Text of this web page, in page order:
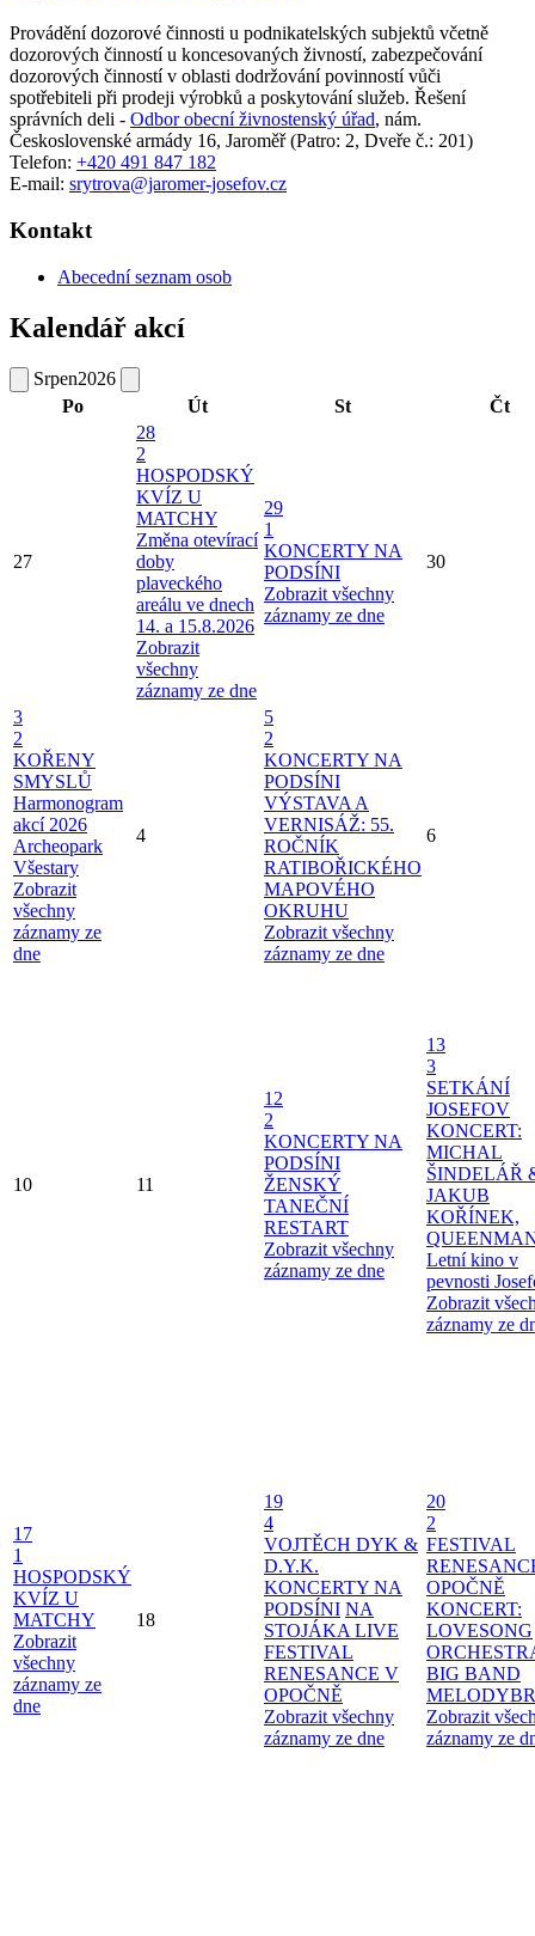
Provádění dozorové činnosti u podnikatelských subjektů včetně
dozorových činností u koncesovaných živností, zabezpečování
dozorových činností v oblasti dodržování povinností vůči
spotřebiteli při prodeji výrobků a poskytování služeb. Řešení
správních deli - Odbor obecní živnostenský úřad, nám.
Československé armády 16, Jaroměř(Patro: 2, Dveře č.: 201)
Telefon: +420 491 847 182
E-mail: srytrova@jaromer-josefov.cz
Kontakt
Abecední seznam osob
Kalendář akcí
Srpen2026
Po
Út St Čt
27
28
2
HOSPODSKÝ
KVÍZ U
MATCHY
Změna otevírací
doby
plaveckého
areálu ve dnech
14. a 15.8.2026
Zobrazit
všechny
záznamy ze dne
29
1
KONCERTY NA
PODSÍNI
Zobrazit všechny
záznamy ze dne
30
3
2
KOŘENY
SMYSLŮ
Harmonogram
akcí 2026
Archeopark
Všestary
Zobrazit
všechny
záznamy ze
dne
4
5
2
KONCERTY NA
PODSÍNI
VÝSTAVA A
VERNISÁŽ: 55.
ROČNÍK
RATIBOŘICKÉHO
MAPOVÉHO
OKRUHU
Zobrazit všechny
záznamy ze dne
6
10 11
12
2
KONCERTY NA
PODSÍNI
ŽENSKÝ
TANEČNÍ
RESTART
Zobrazit všechny
záznamy ze dne
13
3
SETKÁNÍ
JOSEFOV
KONCERT:
MICHAL
ŠINDELÁŘ
JAKUB
KOŘÍNEK,
Letní kino v
pevnosti
Zobrazit
záznamy ze
17
1
HOSPODSKÝ
KVÍZ U
MATCHY
Zobrazit
všechny
záznamy ze
dne
18
19
4
VOJTĚCH DYK &
D.Y.K.
KONCERTY NA
PODSÍNI NA
STOJÁKA LIVE
FESTIVAL
RENESANCE V
OPOČNĚ
Zobrazit všechny
záznamy ze dne
20
2
FESTIVAL
OPOČNĚ
KONCERT:
LOVESONG
BIG BAND
Zobrazit
záznamy ze